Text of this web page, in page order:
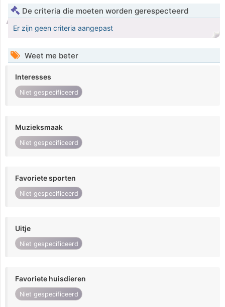
De criteria die moeten worden gerespecteerd
Er zijn geen criteria aangepast
Weet me beter
Interesses
Niet gespecificeerd
Muzieksmaak
Niet gespecificeerd
Favoriete sporten
Niet gespecificeerd
Uitje
Niet gespecificeerd
Favoriete huisdieren
Niet gespecificeerd